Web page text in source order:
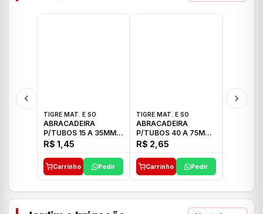
TIGRE MAT. E SO
ABRACADEIRA
P/TUBOS 15 A 35MM
TIGRE
R$ 1,45
Carrinho Pedir
TIGRE MAT. E SO
ABRACADEIRA
P/TUBOS 40 A 75MM
TIGRE
R$ 2,65
Carrinho Pedir